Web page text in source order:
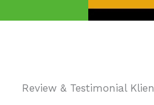
Review & Testimonial Klien